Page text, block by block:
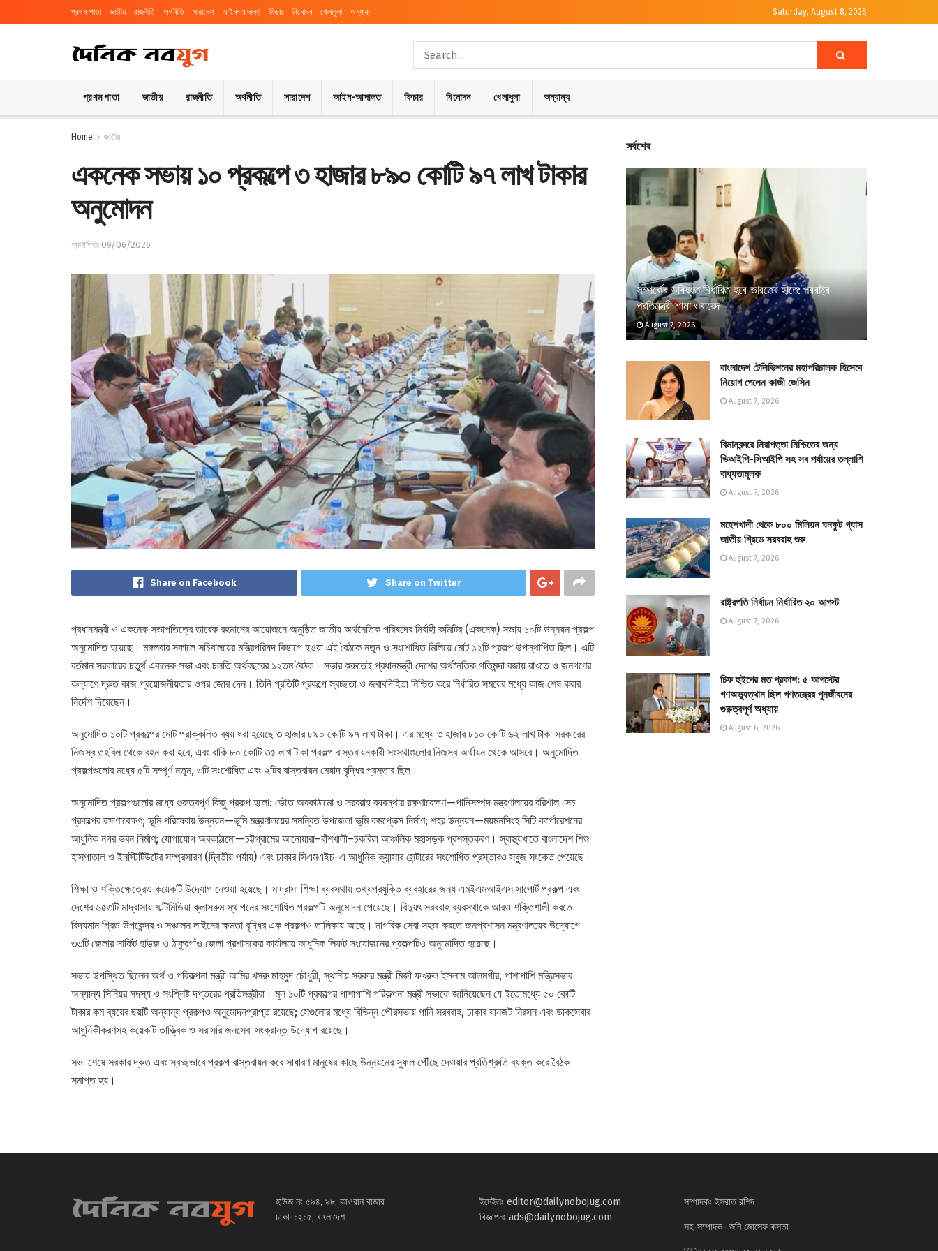
প্রথম পাতা জাতীয় রাজনীতি অর্থনীতি সারাদেশ আইন-আদালত ফিচার বিনোদন খেলাধুলা অন্যান্য Saturday, August 8, 2026
প্রথম পাতা জাতীয় রাজনীতি অর্থনীতি সারাদেশ আইন-আদালত ফিচার বিনোদন খেলাধুলা অন্যান্য
Home জাতীয়
একনেক সভায় ১০ প্রকল্পে ৩ হাজার ৮৯০ কোটি ৯৭ লাখ টাকার
অনুমোদন
প্রকাশিতঃ 09/06/2026
Share on Facebook Share on Twitter
প্রধানমন্ত্রী ও একনেক সভাপতিত্বে তারেক রহমানের আয়োজনে অনুষ্ঠিত জাতীয় অর্থনৈতিক পরিষদের নির্বাহী কমিটির (একনেক) সভায় ১০টি উন্নয়ন প্রকল্প
অনুমোদিত হয়েছে। মঙ্গলবার সকালে সচিবালয়ের মন্ত্রিপরিষদ বিভাগে হওয়া এই বৈঠকে নতুন ও সংশোধিত মিলিয়ে মোট ১২টি প্রকল্প উপস্থাপিত ছিল। এটি
বর্তমান সরকারের চতুর্থ একনেক সভা এবং চলতি অর্থবছরের ১২তম বৈঠক। সভার শুরুতেই প্রধানমন্ত্রী দেশের অর্থনৈতিক গতিমন্দা বজায় রাখতে ও জনগণের
কল্যাণে দ্রুত কাজ প্রয়োজনীয়তার ওপর জোর দেন। তিনি প্রতিটি প্রকল্পে স্বচ্ছতা ও জবাবদিহিতা নিশ্চিত করে নির্ধারিত সময়ের মধ্যে কাজ শেষ করার
নির্দেশ দিয়েছেন।
অনুমোদিত ১০টি প্রকল্পের মোট প্রাক্কলিত ব্যয় ধরা হয়েছে ৩ হাজার ৮৯০ কোটি ৯৭ লাখ টাকা। এর মধ্যে ৩ হাজার ৮১০ কোটি ৬২ লাখ টাকা সরকারের
নিজস্ব তহবিল থেকে বহন করা হবে, এবং বাকি ৮০ কোটি ৩৫ লাখ টাকা প্রকল্প বাস্তবায়নকারী সংস্থাগুলোর নিজস্ব অর্থায়ন থেকে আসবে। অনুমোদিত
প্রকল্পগুলোর মধ্যে ৫টি সম্পূর্ণ নতুন, ৩টি সংশোধিত এবং ২টির বাস্তবায়ন মেয়াদ বৃদ্ধির প্রস্তাব ছিল।
অনুমোদিত প্রকল্পগুলোর মধ্যে গুরুত্বপূর্ণ কিছু প্রকল্প হলো: ভৌত অবকাঠামো ও সরবরাহ ব্যবস্থার রক্ষণাবেক্ষণ—পানিসম্পদ মন্ত্রণালয়ের বরিশাল সেচ
প্রকল্পের রক্ষণাবেক্ষণ; ভূমি পরিষেবায় উন্নয়ন—ভূমি মন্ত্রণালয়ের সমন্বিত উপজেলা ভূমি কমপ্লেক্স নির্মাণ; শহর উন্নয়ন—ময়মনসিংহ সিটি কর্পোরেশনের
আধুনিক নগর ভবন নির্মাণ; যোগাযোগ অবকাঠামো—চট্টগ্রামের আনোয়ারা–বাঁশখালী–চকরিয়া আঞ্চলিক মহাসড়ক প্রশস্তকরণ। স্বাস্থ্যখাতে বাংলাদেশ শিশু
হাসপাতাল ও ইনস্টিটিউটের সম্প্রসারণ (দ্বিতীয় পর্যায়) এবং ঢাকার সিএমএইচ-এ আধুনিক ক্যান্সার সেন্টারের সংশোধিত প্রস্তাবও সবুজ সংকেত পেয়েছে।
শিক্ষা ও শক্তিক্ষেত্রেও কয়েকটি উদ্যোগ নেওয়া হয়েছে। মাদ্রাসা শিক্ষা ব্যবস্থায় তথ্যপ্রযুক্তি ব্যবহারের জন্য এমইএমআইএস সাপোর্ট প্রকল্প এবং
দেশের ৬৫৩টি মাদ্রাসায় মাল্টিমিডিয়া ক্লাসরুম স্থাপনের সংশোধিত প্রকল্পটি অনুমোদন পেয়েছে। বিদ্যুৎ সরবরাহ ব্যবস্থাকে আরও শক্তিশালী করতে
বিদ্যমান গ্রিড উপকেন্দ্র ও সঞ্চালন লাইনের ক্ষমতা বৃদ্ধির এক প্রকল্পও তালিকায় আছে। নাগরিক সেবা সহজ করতে জনপ্রশাসন মন্ত্রণালয়ের উদ্যোগে
৩৩টি জেলার সার্কিট হাউজ ও ঠাকুরগাঁও জেলা প্রশাসকের কার্যালয়ে আধুনিক লিফট সংযোজনের প্রকল্পটিও অনুমোদিত হয়েছে।
সভায় উপস্থিত ছিলেন অর্থ ও পরিকল্পনা মন্ত্রী আমির খসরু মাহমুদ চৌধুরী, স্থানীয় সরকার মন্ত্রী মির্জা ফখরুল ইসলাম আলমগীর, পাশাপাশি মন্ত্রিসভার
অন্যান্য সিনিয়র সদস্য ও সংশ্লিষ্ট দপ্তরের প্রতিমন্ত্রীরা। মূল ১০টি প্রকল্পের পাশাপাশি পরিকল্পনা মন্ত্রী সভাকে জানিয়েছেন যে ইতোমধ্যে ৫০ কোটি
টাকার কম ব্যয়ের ছয়টি অন্যান্য প্রকল্পও অনুমোদনপ্রাপ্ত রয়েছে; সেগুলোর মধ্যে বিভিন্ন পৌরসভায় পানি সরবরাহ, ঢাকার যানজট নিরসন এবং ডাকসেবার
আধুনিকীকরণসহ কয়েকটি তাত্ত্বিক ও সরাসরি জনসেবা সংক্রান্ত উদ্যোগ রয়েছে।
সভা শেষে সরকার দ্রুত এবং স্বচ্ছভাবে প্রকল্প বাস্তবায়ন করে সাধারণ মানুষের কাছে উন্নয়নের সুফল পৌঁছে দেওয়ার প্রতিশ্রুতি ব্যক্ত করে বৈঠক
সমাপ্ত হয়।
সর্বশেষ
সম্পর্কের ভবিষ্যত নির্ধারিত হবে ভারতের হাতে: পররাষ্ট্র
প্রতিমন্ত্রী শামা ওবায়েদ
August 7, 2026
বাংলাদেশ টেলিভিশনের মহাপরিচালক হিসেবে
নিয়োগ পেলেন কাজী জেসিন
August 7, 2026
বিমানবন্দরে নিরাপত্তা নিশ্চিতের জন্য
ভিআইপি-সিআইপি সহ সব পর্যায়ের তল্লাশি
বাধ্যতামূলক
August 7, 2026
মহেশখালী থেকে ৮০০ মিলিয়ন ঘনফুট গ্যাস
জাতীয় গ্রিডে সরবরাহ শুরু
August 7, 2026
রাষ্ট্রপতি নির্বাচন নির্ধারিত ২০ আগস্ট
August 7, 2026
চিফ হুইপের মত প্রকাশ: ৫ আগস্টের
গণঅভ্যুত্থান ছিল গণতন্ত্রের পুনর্জীবনের
গুরুত্বপূর্ণ অধ্যায়
August 6, 2026
হাউজ নং ৫৯৪, ৯৮, কাওরান বাজার
ঢাকা-১২১৫, বাংলাদেশ
ইমেইলঃ editor@dailynobojug.com
বিজ্ঞাপনঃ ads@dailynobojug.com
সম্পাদকঃ ইসরাত রশিদ
সহ-সম্পাদক- জনি জোসেফ কস্তা